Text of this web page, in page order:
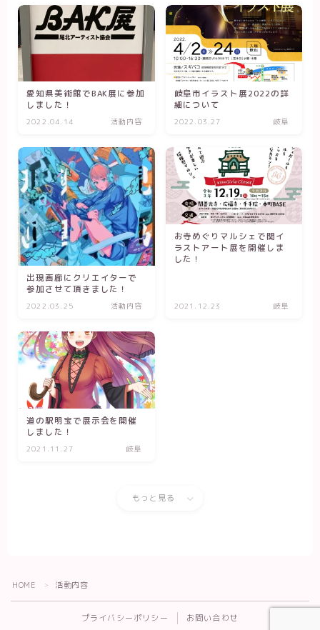
愛知県美術館でBAK展に参加
しました！
2022.04.14 活動内容
岐阜市イラスト展2022の詳
細について
2022.03.27 岐阜
出現画廊にクリエイターで
参加させて頂きました！
2022.03.25 活動内容
お寺めぐりマルシェで関イ
ラストアート展を開催しま
した！
2021.12.23 岐阜
道の駅明宝で展示会を開催
しました！
2021.11.27 岐阜
もっと見る
HOME ＞ 活動内容
プライバシーポリシー お問い合わせ